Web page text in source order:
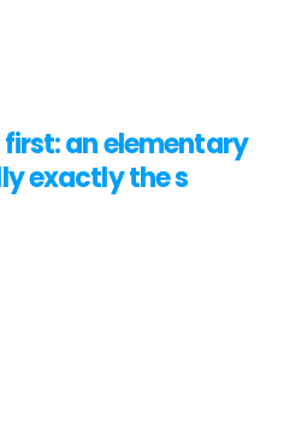
an elementary
exactly the s